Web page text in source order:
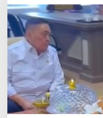
r
h
u
J
n
d
e
r
a
l
S